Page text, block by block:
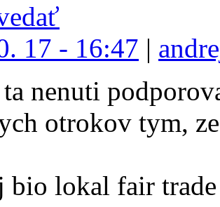
17 - 16:47 |
nenuti
otrokov tym,
bio lokal fair